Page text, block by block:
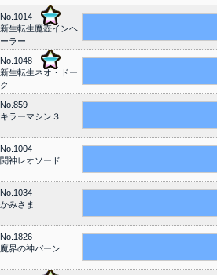
No.1014
新生転生魔壺インヘ
ーラー
No.1048
新生転生ネオ・ドー
ク
No.859
キラーマシン３
No.1004
闘神レオソード
No.1034
かみさま
No.1826
魔界の神バーン